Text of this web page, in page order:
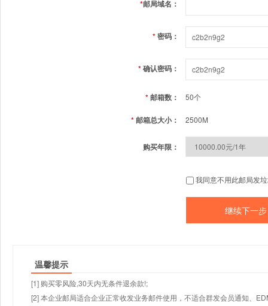
*邮局域名：
*密码：
*确认密码：
*邮箱数： 50个
*邮箱总大小： 2500M
购买年限：
我同意不用此邮局发
温馨提示
[1] 购买零风险,30天内无条件退余款!;
[2] 本企业邮局适合企业正常收发业务邮件使用，不适合群发会员通知、